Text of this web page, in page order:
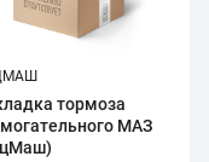
тормоза
МАЗ